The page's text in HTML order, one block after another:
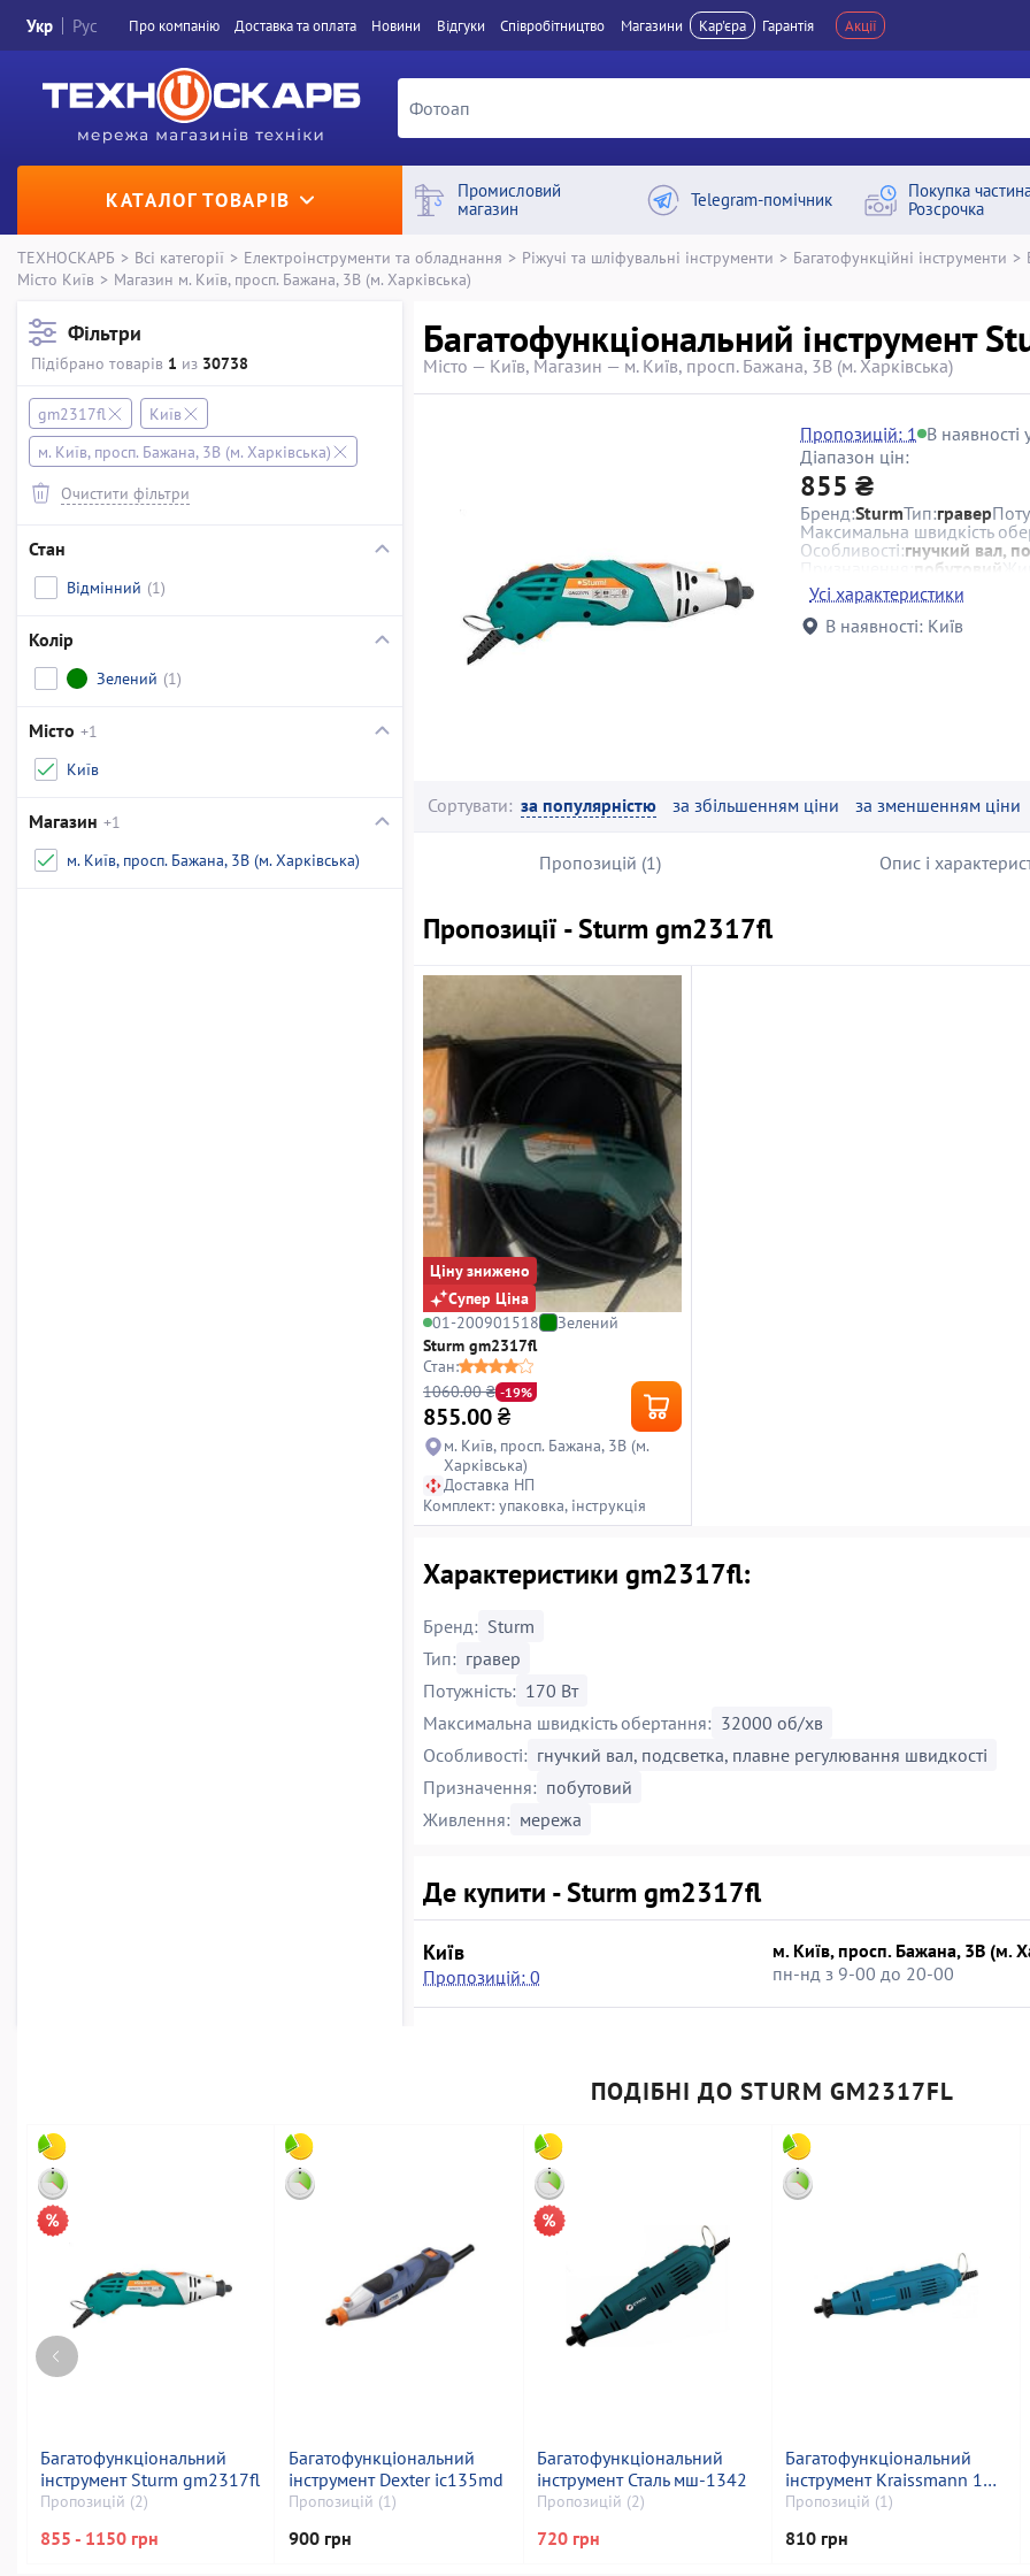
Укр Рус Про компанiю Доставка та оплата Новини Вiдгуки Співробітництво Магазини Кар'єра Гарантія Акції
КАТАЛОГ ТОВАРІВ
Промисловий
магазин
Telegram-помічник
Покупка
Розсрочка
ТЕХНОСКАРБ > Всі категорії > Електроінструменти та обладнання > Ріжучі та шліфувальні інструменти > Багатофункційні інструменти >
Місто Київ > Магазин м. Київ, просп. Бажана, 3В (м. Харківська)
Фільтри
Підібрано товарів 1 из 30738
gm2317fl
Київ
м. Київ, просп. Бажана, 3В (м. Харківська)
Очистити фільтри
Стан
Відмінний (1)
Колір
Зелений (1)
Місто +1
Київ
Магазин +1
м. Київ, просп. Бажана, 3В (м. Харківська)
Багатофункціональний інструмент
Місто — Київ, Магазин — м. Київ, просп. Бажана, 3В (м. Харківська)
Пропозицій: 1 В наявності
Діапазон цін:
855 ₴
Бренд:SturmТип:гравер
Максимальна швидкість
Особливості:гнучкий вал,
побутовий
Усі характеристики
В наявності: Київ
Сортувати: за популярністю за збільшенням ціни за зменшенням ціни
Пропозицій (1) Опис і
Пропозиції - Sturm gm2317fl
Ціну знижено
Супер Ціна
01-200901518
Зелений
Sturm gm2317fl
Стан:
1060.00 ₴ -19%
855.00₴
м. Київ, просп. Бажана, 3В (м.
Харківська)
Доставка НП
Комплект: упаковка, інструкція
Характеристики gm2317fl:
Бренд: Sturm
Тип: гравер
Потужність: 170 Вт
Максимальна швидкість обертання: 32000 об/хв
Особливості: гнучкий вал, подсветка, плавне регулювання швидкості
Призначення: побутовий
Живлення: мережа
Де купити - Sturm gm2317fl
Київ
Пропозицій: 0
м. Київ, просп. Бажана, 3В (м.
пн-нд з 9-00 до 20-00
ПОДІБНІ ДО STURM GM2317FL
Багатофункціональний
інструмент Sturm gm2317fl
Пропозицій (2)
855 - 1150 грн
Багатофункціональний
інструмент Dexter ic135md
Пропозицій (1)
900 грн
Багатофункціональний
інструмент Сталь мш-1342
Пропозицій (2)
720 грн
Багатофункціональний
інструмент Kraissmann 150
sgw 300
Пропозицій (1)
810 грн